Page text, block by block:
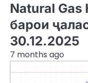
Natural Gas
барои
30.12.2025
7 months ago